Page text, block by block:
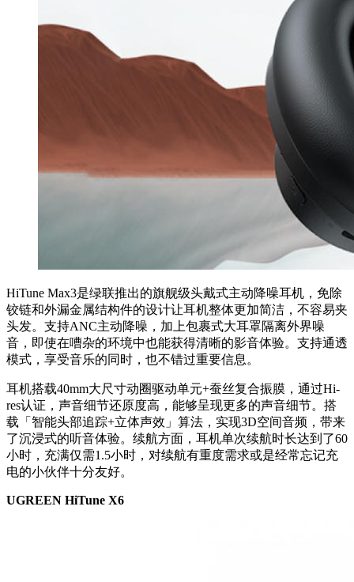
HiTune Max3是绿联推出的旗舰级头戴式主动降噪耳机，免除
铰链和外漏金属结构件的设计让耳机整体更加简洁，不容易夹
头发。支持ANC主动降噪，加上包裹式⼤⽿罩隔离外界噪
⾳，即使在嘈杂的环境中也能获得清晰的影⾳体验。⽀持通透
模式，享受⾳乐的同时，也不错过重要信息。
耳机搭载40mm⼤尺⼨动圈驱动单元+蚕丝复合振膜，通过Hi-
res认证，声⾳细节还原度⾼，能够呈现更多的声音细节。搭
载「智能头部追踪+⽴体声效」算法，实现3D空间⾳频，带来
了沉浸式的听音体验。续航方面，耳机单次续航时长达到了60
小时，充满仅需1.5小时，对续航有重度需求或是经常忘记充
电的小伙伴十分友好。
UGREEN HiTune X6